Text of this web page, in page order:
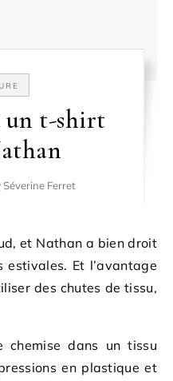
un t-shirt
Séverine Ferret
et Nathan a bien droit
estivales. Et l’avantage
des chutes de tissu,
chemise dans un tissu
en plastique et